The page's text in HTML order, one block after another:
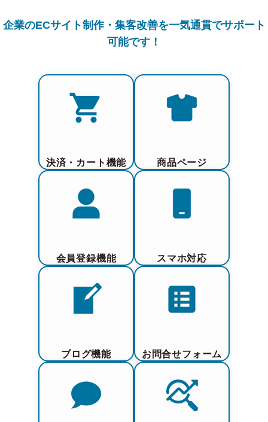
企業のECサイト制作・集客改善を一気通貫でサポート
可能です！
決済・カート機能 商品ページ
会員登録機能 スマホ対応
ブログ機能 お問合せフォーム